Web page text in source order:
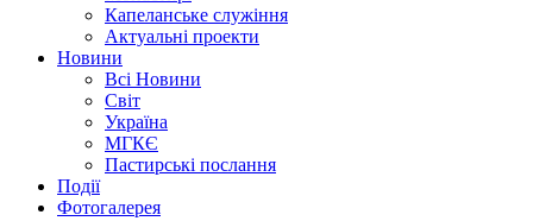
Капеланське служіння
Актуальні проекти
Новини
Всі Новини
Світ
Україна
МГКЄ
Пастирські послання
Події
Фотогалерея